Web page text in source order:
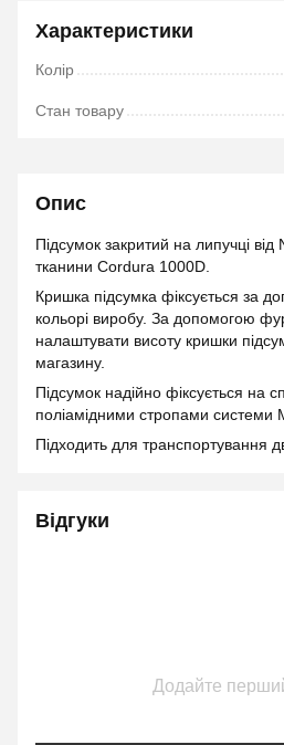
Характеристики
Колір
Стан товару
Опис
Підсумок закритий на липучці
тканини Cordura 1000D.
Кришка підсумка фіксується за
кольорі виробу. За допомогою
налаштувати висоту кришки
магазину.
Підсумок надійно фіксується на
поліамідними стропами системи
Підходить для транспортування
Відгуки
Додайте